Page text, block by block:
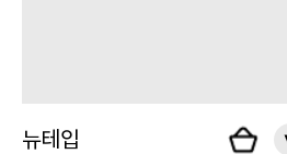
뉴테입